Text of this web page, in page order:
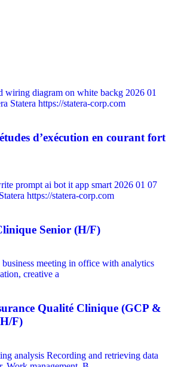
d’exécution en courant fort
Senior (H/F)
Qualité Clinique (GCP &
F)